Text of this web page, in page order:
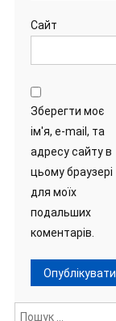
Сайт
Зберегти моє
ім'я, e-mail, та
адресу сайту в
цьому браузері
для моїх
подальших
коментарів.